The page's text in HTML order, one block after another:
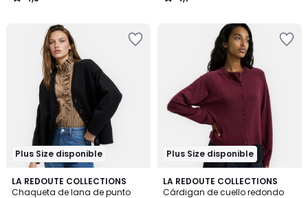
/
/
Plus Size disponible
LA REDOUTE COLLECTIONS
Chaqueta de lana de punto
4,5
/ 5
2
Plus Size disponible
LA REDOUTE COLLECTIONS
Cárdigan de cuello redondo
4
/
2